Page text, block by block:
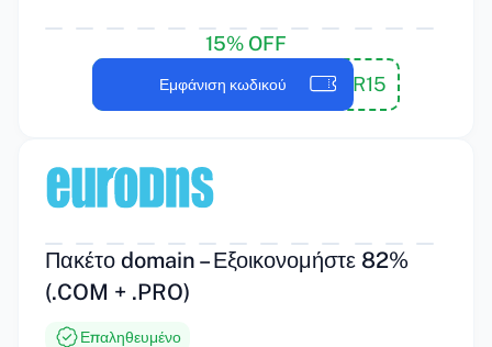
15% OFF
TR15
Εμφάνιση κωδικού
Πακέτο domain – Εξοικονομήστε 82%
(.COM + .PRO)
Επαληθευμένο